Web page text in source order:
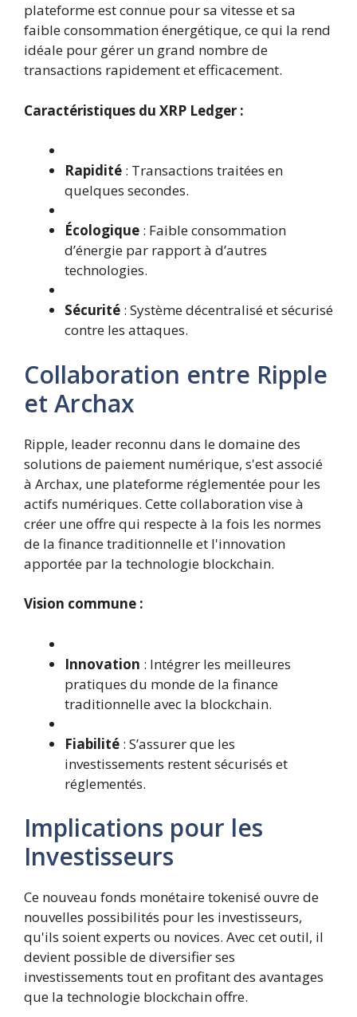
plateforme est connue pour sa vitesse et sa
faible consommation énergétique, ce qui la rend
idéale pour gérer un grand nombre de
transactions rapidement et efficacement.
Caractéristiques du XRP Ledger :
Rapidité : Transactions traitées en
quelques secondes.
Écologique : Faible consommation
d’énergie par rapport à d’autres
technologies.
Sécurité : Système décentralisé et sécurisé
contre les attaques.
Collaboration entre Ripple
et Archax
Ripple, leader reconnu dans le domaine des
solutions de paiement numérique, s'est associé
à Archax, une plateforme réglementée pour les
actifs numériques. Cette collaboration vise à
créer une offre qui respecte à la fois les normes
de la finance traditionnelle et l'innovation
apportée par la technologie blockchain.
Vision commune :
Innovation : Intégrer les meilleures
pratiques du monde de la finance
traditionnelle avec la blockchain.
Fiabilité : S’assurer que les
investissements restent sécurisés et
réglementés.
Implications pour les
Investisseurs
Ce nouveau fonds monétaire tokenisé ouvre de
nouvelles possibilités pour les investisseurs,
qu'ils soient experts ou novices. Avec cet outil, il
devient possible de diversifier ses
investissements tout en profitant des avantages
que la technologie blockchain offre.